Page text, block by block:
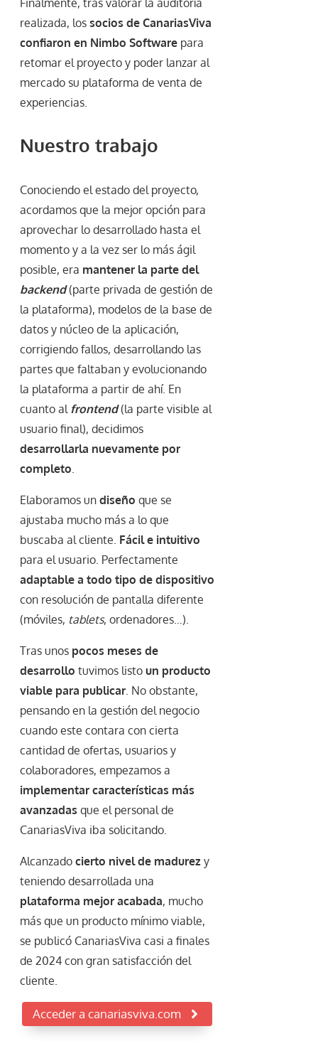
Finalmente, tras valorar la auditoría
realizada, los socios de CanariasViva
confiaron en Nimbo Software para
retomar el proyecto y poder lanzar al
mercado su plataforma de venta de
experiencias.
Nuestro trabajo
Conociendo el estado del proyecto,
acordamos que la mejor opción para
aprovechar lo desarrollado hasta el
momento y a la vez ser lo más ágil
posible, era mantener la parte del
backend(parte privada de gestión de
la plataforma), modelos de la base de
datos y núcleo de la aplicación,
corrigiendo fallos, desarrollando las
partes que faltaban y evolucionando
la plataforma a partir de ahí. En
cuanto al frontend(la parte visible al
usuario final), decidimos
desarrollarla nuevamente por
completo.
Elaboramos un diseño que se
ajustaba mucho más a lo que
buscaba al cliente. Fácil e intuitivo
para el usuario. Perfectamente
adaptable a todo tipo de dispositivo
con resolución de pantalla diferente
(móviles, tablets, ordenadores…).
Tras unos pocos meses de
desarrollo tuvimos listo un producto
viable para publicar. No obstante,
pensando en la gestión del negocio
cuando este contara con cierta
cantidad de ofertas, usuarios y
colaboradores, empezamos a
implementar características más
avanzadas que el personal de
CanariasViva iba solicitando.
Alcanzado cierto nivel de madurez y
teniendo desarrollada una
plataforma mejor acabada, mucho
más que un producto mínimo viable,
se publicó CanariasViva casi a finales
de 2024 con gran satisfacción del
cliente.
Acceder a canariasviva.com